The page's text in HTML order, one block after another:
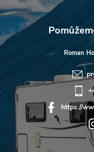
Roman
https://